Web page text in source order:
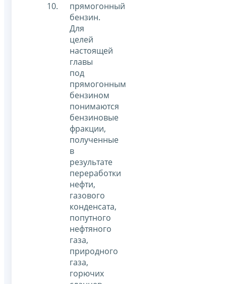
прямогонный
бензин.
Для
целей
настоящей
главы
под
прямогонным
бензином
понимаются
бензиновые
фракции,
полученные
в
результате
переработки
нефти,
газового
конденсата,
попутного
нефтяного
газа,
природного
газа,
горючих